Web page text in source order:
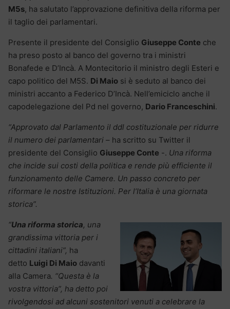
M5s, ha salutato l’approvazione definitiva della riforma per
il taglio dei parlamentari.
Presente il presidente del Consiglio Giuseppe Conte che
ha preso posto al banco del governo tra i ministri
Bonafede e D’Incà. A Montecitorio il ministro degli Esteri e
capo politico del M5S. Di Maio si è seduto al banco dei
ministri accanto a Federico D’Incà. Nell’emiciclo anche il
capodelegazione del Pd nel governo, Dario Franceschini.
“Approvato dal Parlamento il ddl costituzionale per ridurre
il numero dei parlamentari – ha scritto su Twitter il
presidente del Consiglio Giuseppe Conte -. Una riforma
che incide sui costi della politica e rende più efficiente il
funzionamento delle Camere. Un passo concreto per
riformare le nostre Istituzioni. Per l’Italia è una giornata
storica”.
“Una riforma storica, una
grandissima vittoria per i
cittadini italiani”, ha
detto Luigi Di Maio davanti
alla Camera. “Questa è la
vostra vittoria”, ha detto poi
rivolgendosi ad alcuni sostenitori venuti a celebrare la